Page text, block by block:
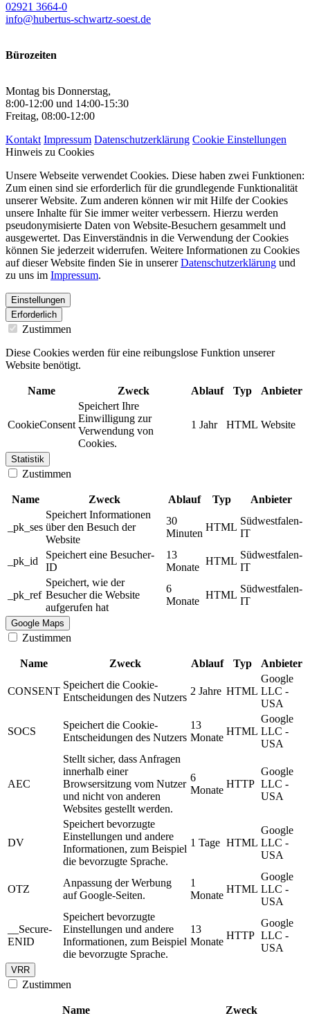
02921 3664-0
info@hubertus-schwartz-soest.de
Bürozeiten
Montag bis Donnerstag,
8:00-12:00 und 14:00-15:30
Freitag, 08:00-12:00
Kontakt Impressum Datenschutzerklärung Cookie Einstellungen
Hinweis zu Cookies
Unsere Webseite verwendet Cookies. Diese haben zwei Funktionen:
Zum einen sind sie erforderlich für die grundlegende Funktionalität
unserer Website. Zum anderen können wir mit Hilfe der Cookies
unsere Inhalte für Sie immer weiter verbessern. Hierzu werden
pseudonymisierte Daten von Website-Besuchern gesammelt und
ausgewertet. Das Einverständnis in die Verwendung der Cookies
können Sie jederzeit widerrufen. Weitere Informationen zu Cookies
auf dieser Website finden Sie in unsererDatenschutzerklärung und
zu uns im Impressum.
Einstellungen
Erforderlich
Zustimmen
Diese Cookies werden für eine reibungslose Funktion unserer
Website benötigt.
Name Zweck Ablauf Typ Anbieter
CookieConsent
Speichert Ihre
Einwilligung zur
Verwendung von
Cookies.
1 Jahr HTML Website
Statistik
Zustimmen
Name Zweck Ablauf Typ Anbieter
_pk_ses
Speichert Informationen
über den Besuch der
Website
30
Minuten
HTML
Südwestfalen-
IT
_pk_id
Speichert eine Besucher-
ID
13
Monate
HTML
Südwestfalen-
IT
_pk_ref
Speichert, wie der
Besucher die Website
aufgerufen hat
6
Monate
HTML
Südwestfalen-
IT
Google Maps
Zustimmen
Name Zweck Ablauf Typ Anbieter
CONSENT
Speichert die Cookie-
Entscheidungen des Nutzers
2 Jahre HTML
Google
LLC -
USA
SOCS
Speichert die Cookie-
Entscheidungen des Nutzers
13
Monate
HTML
Google
LLC -
USA
AEC
Stellt sicher, dass Anfragen
innerhalb einer
Browsersitzung vom Nutzer
und nicht von anderen
Websites gestellt werden.
6
Monate
HTTP
Google
LLC -
USA
DV
Speichert bevorzugte
Einstellungen und andere
Informationen, zum Beispiel
die bevorzugte Sprache.
1 Tage HTML
Google
LLC -
USA
OTZ
Anpassung der Werbung
auf Google-Seiten.
1
Monate
HTML
Google
LLC -
USA
__Secure-
ENID
Speichert bevorzugte
Einstellungen und andere
Informationen, zum Beispiel
die bevorzugte Sprache.
13
Monate
HTTP
Google
LLC -
USA
VRR
Zustimmen
Name
Zweck